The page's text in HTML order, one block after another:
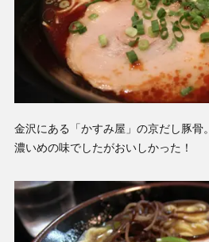
金沢にある「かすみ屋」の京だし豚骨。
濃いめの味でしたがおいしかった！